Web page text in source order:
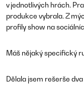
v jednotlivých hrách.
produkce vybrala. Z
profily show na
Máš nějaký specifický
Dělala jsem rešerše